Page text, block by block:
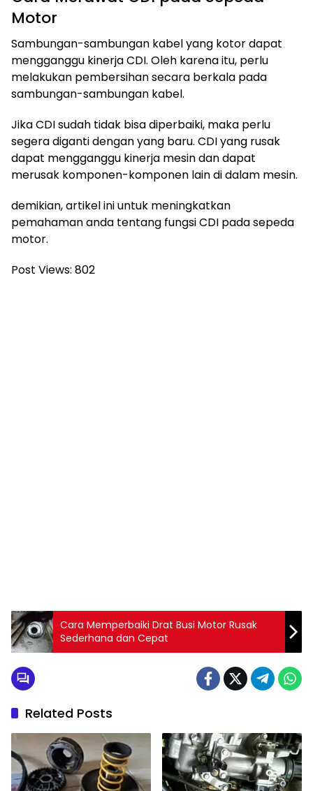
Motor
Sambungan-sambungan kabel yang kotor dapat
mengganggu kinerja CDI. Oleh karena itu, perlu
melakukan pembersihan secara berkala pada
sambungan-sambungan kabel.
Jika CDI sudah tidak bisa diperbaiki, maka perlu
segera diganti dengan yang baru. CDI yang rusak
dapat mengganggu kinerja mesin dan dapat
merusak komponen-komponen lain di dalam mesin.
demikian, artikel ini untuk meningkatkan
pemahaman anda tentang fungsi CDI pada sepeda
motor.
Post Views: 802
Cara Memperbaiki Drat Busi Motor Rusak
Sederhana dan Cepat
Related Posts